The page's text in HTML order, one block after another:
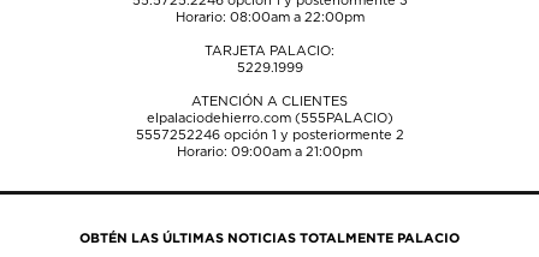
Horario: 08:00am a 22:00pm
TARJETA PALACIO:
5229.1999
ATENCIÓN A CLIENTES
elpalaciodehierro.com (555PALACIO)
5557252246opción 1 y posteriormente 2
Horario: 09:00am a 21:00pm
OBTÉN LAS ÚLTIMAS NOTICIAS TOTALMENTE PALACIO